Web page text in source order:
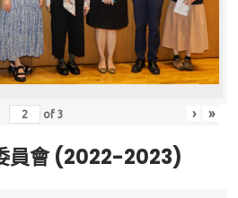
of3 › »
員會 (2022-2023)